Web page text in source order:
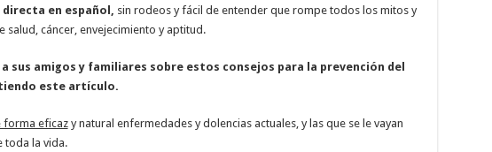
en español, sin rodeos y fácil de entender que rompe todos los mitos y
cáncer, envejecimiento y aptitud.
sus amigos y familiares sobre estos consejos para la prevención del
este artículo.
forma eficazy natural enfermedades y dolencias actuales, y las que se le vayan
toda la vida.